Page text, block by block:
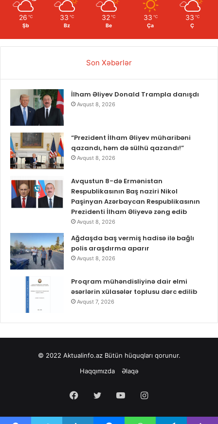
26 ℃
Şb
33 ℃
Bz
32 ℃
Be
33 ℃
Ça
33 ℃
Ç
Son Xəbərlər
İlham Əliyev Donald Trampla danışdı
Avqust 8, 2026
“Prezident İlham Əliyev müharibəni
qazandı, həm də sülhü qazandı!”
Avqust 8, 2026
Avqustun 8-də Ermənistan
Respublikasının Baş naziri Nikol
Paşinyan Azərbaycan Respublikasının
Prezidenti İlham Əliyevə zəng edib
Avqust 8, 2026
Ağdaşda baş vermiş hadisə ilə bağlı
polis araşdırma aparır
Avqust 8, 2026
Proqram mühəndisliyinə dair elmi
əsərlərin xülasələr toplusu dərc edilib
Avqust 7, 2026
© 2022 Aktualinfo.azBütün hüquqları qorunur.
Haqqımızda
Əlaqə
Facebook
Twitter YouTubeInstagram